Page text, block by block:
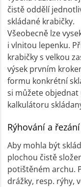
čistě oddělí
skládané krabičky.
Všeobecně lze
i vlnitou lepenku.
krabičky s velkou
výsek prvním
formu konkrétní
si můžete
kalkulátoru
Rýhování a řezání
Aby mohla být
plochou čistě
potištěném archu.
drážky, resp. rýhy,